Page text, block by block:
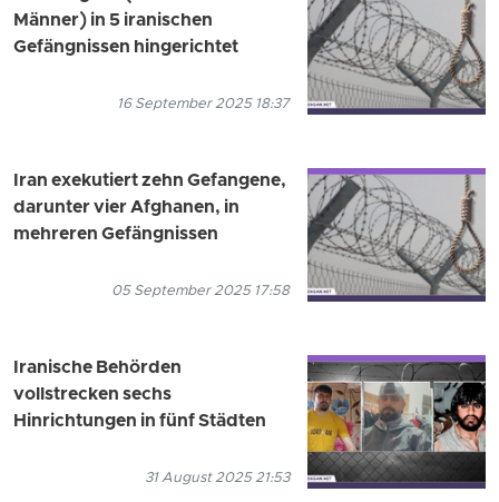
Männer) in 5 iranischen
Gefängnissen hingerichtet
16 September 2025 18:37
Iran exekutiert zehn Gefangene,
darunter vier Afghanen, in
mehreren Gefängnissen
05 September 2025 17:58
Iranische Behörden
vollstrecken sechs
Hinrichtungen in fünf Städten
31 August 2025 21:53